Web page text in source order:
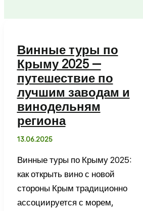
Винные туры по
Крыму 2025 —
путешествие по
лучшим заводам и
винодельням
региона
13.06.2025
Винные туры по Крыму 2025:
как открыть вино с новой
стороны Крым традиционно
ассоциируется с морем,